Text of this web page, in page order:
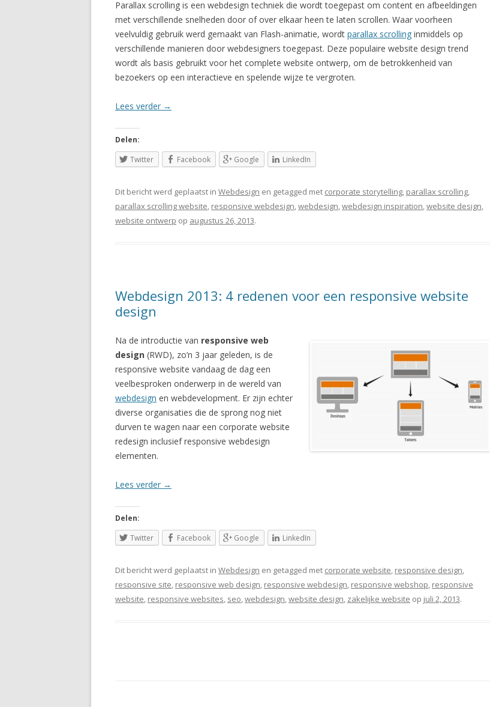
Parallax scrolling is een webdesign techniek die wordt toegepast om content en afbeeldingen
met verschillende snelheden door of over elkaar heen te laten scrollen. Waar voorheen
veelvuldig gebruik werd gemaakt van Flash-animatie, wordt parallax scrolling inmiddels op
verschillende manieren door webdesigners toegepast. Deze populaire website design trend
wordt als basis gebruikt voor het complete website ontwerp, om de betrokkenheid van
bezoekers op een interactieve en spelende wijze te vergroten.
Lees verder →
Delen:
Twitter
Facebook Google LinkedIn
Dit bericht werd geplaatst in Webdesign en getagged met corporate storytelling, parallax scrolling,
parallax scrolling website, responsive webdesign,webdesign,webdesign inspiration,website design,
website ontwerp op augustus 26, 2013.
Webdesign 2013: 4 redenen voor een responsive website
design
Na de introductie van responsive web
design (RWD), zo’n 3 jaar geleden, is de
responsive website vandaag de dag een
veelbesproken onderwerp in de wereld van
webdesign en webdevelopment. Er zijn echter
diverse organisaties die de sprong nog niet
durven te wagen naar een corporate website
redesign inclusief responsive webdesign
elementen.
Lees verder →
Delen:
Twitter
Facebook Google LinkedIn
Dit bericht werd geplaatst in Webdesign en getagged met corporate website, responsive design,
responsive site, responsive web design, responsive webdesign, responsive webshop, responsive
website, responsive websites, seo,webdesign,website design, zakelijke website op juli 2, 2013.